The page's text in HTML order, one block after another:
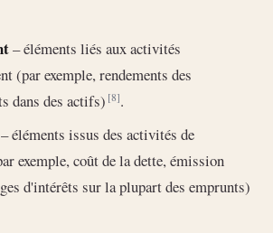
– éléments liés aux activités
(par exemple, rendements des
dans des actifs)[8].
– éléments issus des activités de
exemple, coût de la dette, émission
d'intérêts sur la plupart des emprunts)